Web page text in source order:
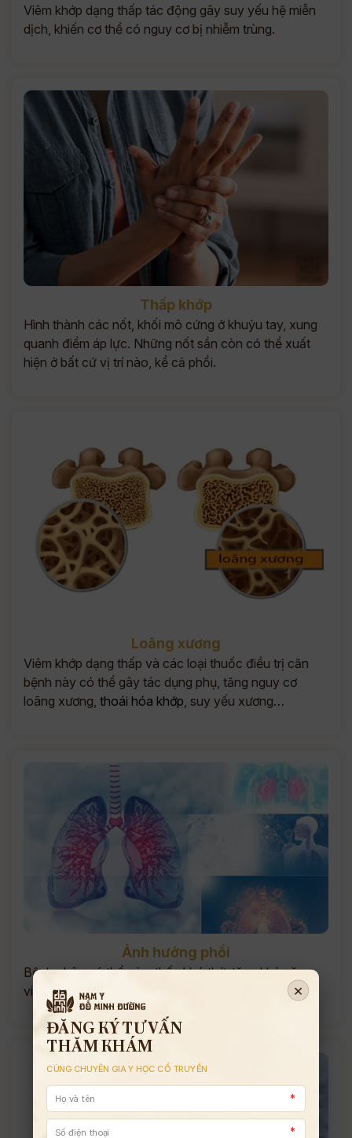
Viêm khớp dạng thấp tác động gây suy yếu hệ miễn
dịch, khiến cơ thể có nguy cơ bị nhiễm trùng.
Thấp khớp
Hình thành các nốt, khối mô cứng ở khuỷu tay, xung
quanh điểm áp lực. Những nốt sần còn có thể xuất
hiện ở bất cứ vị trí nào, kể cả phổi.
Loãng xương
Viêm khớp dạng thấp và các loại thuốc điều trị căn
bệnh này có thể gây tác dụng phụ, tăng nguy cơ
loãng xương, thoái hóa khớp , suy yếu xương…
Ảnh hưởng phổi
Bệnh nhân có thể cảm thấy khó thở, tăng khả năng
viêm phổi, xơ phổi…
×
ĐĂNG KÝ TƯ VẤN
THĂM KHÁM
CÙNG CHUYÊN GIA Y HỌC CỔ TRUYỀN
*
*